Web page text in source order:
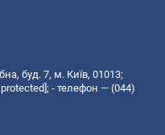
буд. 7, м. Київ, 01013;
; - телефон — (044)